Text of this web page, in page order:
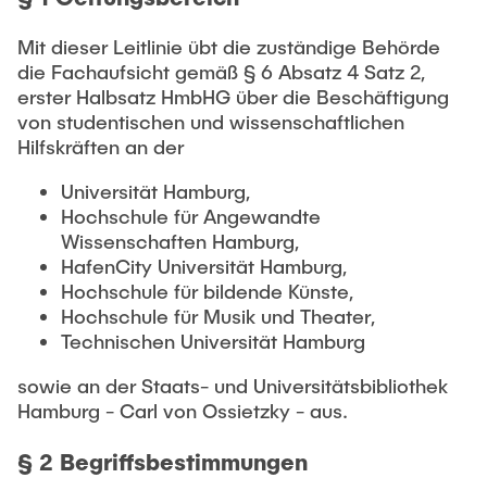
Lehre und Lernen
Best Practices Lehre
Hochschuldidaktik - ZLL
LearnING Center
Lehre im europäischen Verbund (ECIU)
WorkINGLab / Makerspace
Interdisziplinärer Workshop des FSP
„Biobasierte Prozesse und
Reaktortechnologien“
Forschung und Institute
Studienbereich FIT
Institute im Überblick
Mit dieser Leitlinie übt die zuständige Behörde
die Fachaufsicht gemäß § 6 Absatz 4 Satz 2,
erster Halbsatz HmbHG über die Beschäftigung
von studentischen und wissenschaftlichen
Hilfskräften an der
Universität Hamburg,
Hochschule für Angewandte
Wissenschaften Hamburg,
HafenCity Universität Hamburg,
Hochschule für bildende Künste,
Hochschule für Musik und Theater,
Technischen Universität Hamburg
sowie an der Staats- und Universitätsbibliothek
Hamburg - Carl von Ossietzky - aus.
§ 2 Begriffsbestimmungen